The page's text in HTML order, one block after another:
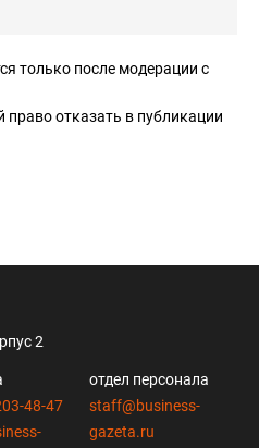
только после модерации с
право отказать в публикации
2
48-47
отдел персонала
staff@business-
gazeta.ru